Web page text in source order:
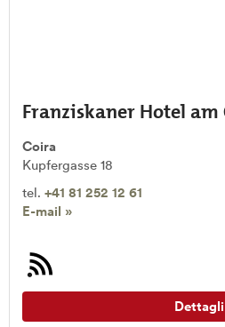
Franziskaner Hotel am
Coira
Kupfergasse 18
tel. +41 81 252 12 61
E-mail »
Dettagli